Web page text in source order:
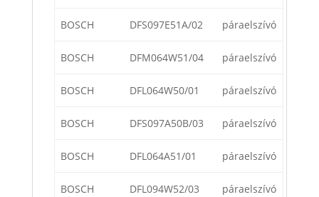
BOSCH DFS097E51A/02 páraelszívó
BOSCH DFM064W51/04 páraelszívó
BOSCH DFL064W50/01 páraelszívó
BOSCH DFS097A50B/03 páraelszívó
BOSCH DFL064A51/01 páraelszívó
BOSCH DFL094W52/03 páraelszívó